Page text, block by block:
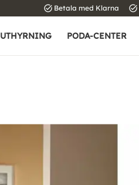
task_alt Betala med Klarna task_alt
UTHYRNING PODA-CENTER